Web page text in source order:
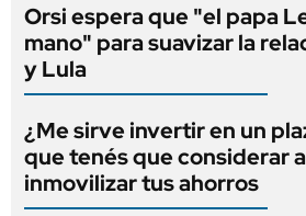
Orsi espera que "el papa
mano" para suavizar la
y Lula
¿Me sirve invertir en un
que tenés que considerar
inmovilizar tus ahorros